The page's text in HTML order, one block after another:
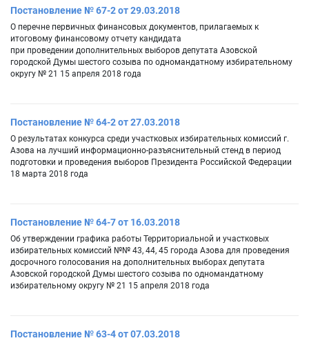
Постановление № 67-2 от 29.03.2018
О перечне первичных финансовых документов, прилагаемых к
итоговому финансовому отчету кандидата
при проведении дополнительных выборов депутата Азовской
городской Думы шестого созыва по одномандатному избирательному
округу № 21 15 апреля 2018 года
Постановление № 64-2 от 27.03.2018
О результатах конкурса среди участковых избирательных комиссий г.
Азова на лучший информационно-разъяснительный стенд в период
подготовки и проведения выборов Президента Российской Федерации
18 марта 2018 года
Постановление № 64-7 от 16.03.2018
Об утверждении графика работы Территориальной и участковых
избирательных комиссий №№ 43, 44, 45 города Азова для проведения
досрочного голосования на дополнительных выборах депутата
Азовской городской Думы шестого созыва по одномандатному
избирательному округу № 21 15 апреля 2018 года
Постановление № 63-4 от 07.03.2018